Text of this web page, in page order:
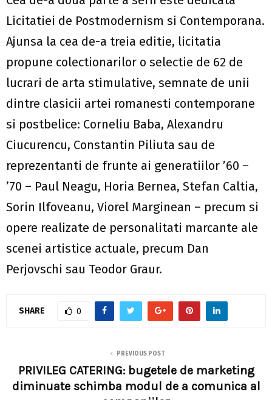
Licitatiei de Postmodernism si Contemporana.
Ajunsa la cea de-a treia editie, licitatia
propune colectionarilor o selectie de 62 de
lucrari de arta stimulative, semnate de unii
dintre clasicii artei romanesti contemporane
si postbelice: Corneliu Baba, Alexandru
Ciucurencu, Constantin Piliuta sau de
reprezentanti de frunte ai generatiilor ’60 –
’70 – Paul Neagu, Horia Bernea, Stefan Caltia,
Sorin Ilfoveanu, Viorel Marginean – precum si
opere realizate de personalitati marcante ale
scenei artistice actuale, precum Dan
Perjovschi sau Teodor Graur.
SHARE 0
PREVIOUS POST
PRIVILEG CATERING: bugetele de marketing
diminuate schimba modul de a comunica al